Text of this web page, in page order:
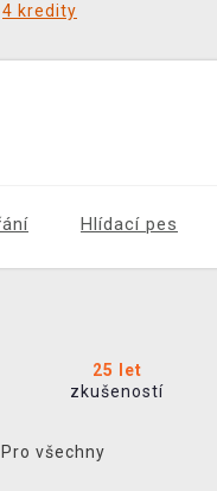
4 kredity
Hlídací pes
25 let
zkušeností
Pro všechny